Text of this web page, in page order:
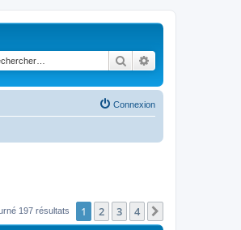
Rechercher
Connexion
197 résultats 1 2 3 4